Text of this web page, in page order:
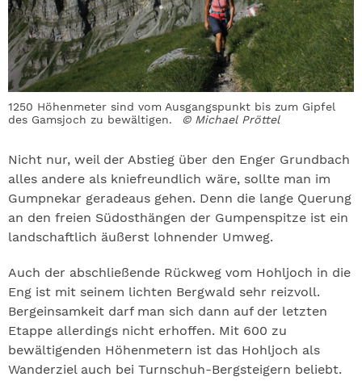
1250 Höhenmeter sind vom Ausgangspunkt bis zum Gipfel
des Gamsjoch zu bewältigen.
© Michael Pröttel
Nicht nur, weil der Abstieg über den Enger Grundbach
alles andere als kniefreundlich wäre, sollte man im
Gumpnekar geradeaus gehen. Denn die lange Querung
an den freien Südosthängen der Gumpenspitze ist ein
landschaftlich äußerst lohnender Umweg.
Auch der abschließende Rückweg vom Hohljoch in die
Eng ist mit seinem lichten Bergwald sehr reizvoll.
Bergeinsamkeit darf man sich dann auf der letzten
Etappe allerdings nicht erhoffen. Mit 600 zu
bewältigenden Höhenmetern ist das Hohljoch als
Wanderziel auch bei Turnschuh-Bergsteigern beliebt.